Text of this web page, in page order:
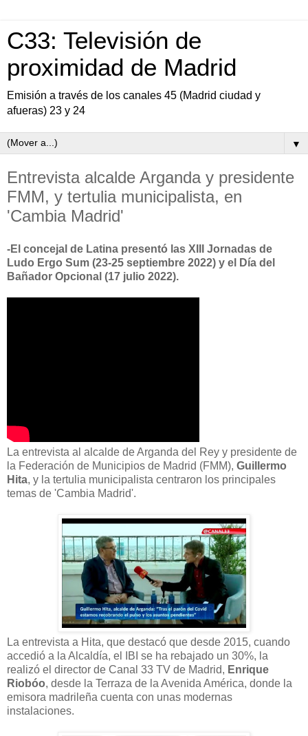
C33: Televisión de
proximidad de Madrid
Emisión a través de los canales 45 (Madrid ciudad y
afueras) 23 y 24
▼
Entrevista alcalde Arganda y presidente
FMM, y tertulia municipalista, en
'Cambia Madrid'
-El concejal de Latina presentó las XIII Jornadas de
Ludo Ergo Sum (23-25 septiembre 2022) y el Día del
Bañador Opcional (17 julio 2022).
La entrevista al alcalde de Arganda del Rey y presidente de
la Federación de Municipios de Madrid (FMM), Guillermo
Hita, y la tertulia municipalista centraron los principales
temas de 'Cambia Madrid'.
La entrevista a Hita, que destacó que desde 2015, cuando
accedió a la Alcaldía, el IBI se ha rebajado un 30%, la
realizó el director de Canal 33 TV de Madrid, Enrique
Riobóo, desde la Terraza de la Avenida América, donde la
emisora madrileña cuenta con unas modernas
instalaciones.